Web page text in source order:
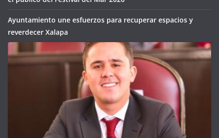
Ayuntamiento une esfuerzos para recuperar espacios y
reverdecer Xalapa